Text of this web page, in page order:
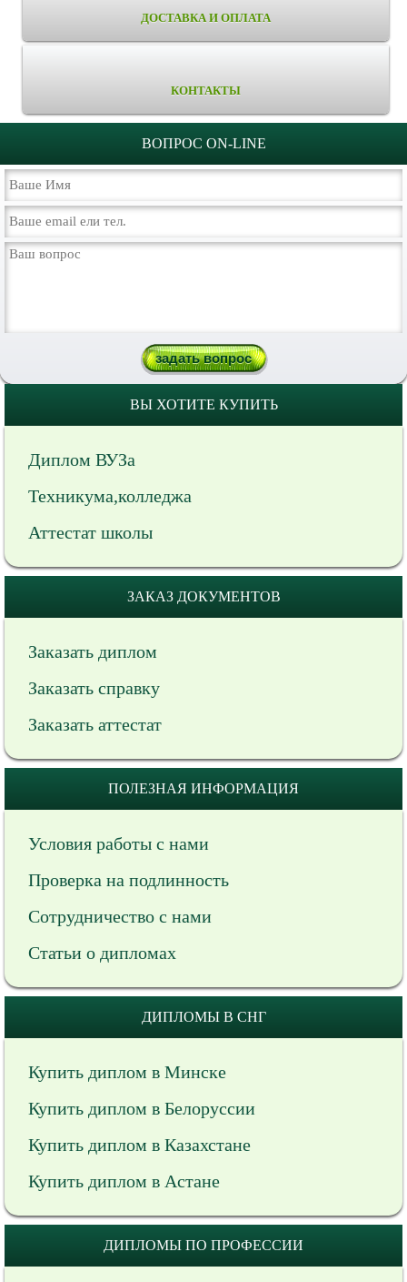
ДОСТАВКА И ОПЛАТА
КОНТАКТЫ
ВОПРОС ON-LINE
ВЫ ХОТИТЕ КУПИТЬ
Диплом ВУЗа
Техникума,колледжа
Аттестат школы
ЗАКАЗ ДОКУМЕНТОВ
Заказать диплом
Заказать справку
Заказать аттестат
ПОЛЕЗНАЯ ИНФОРМАЦИЯ
Условия работы с нами
Проверка на подлинность
Сотрудничество с нами
Статьи о дипломах
ДИПЛОМЫ В СНГ
Купить диплом в Минске
Купить диплом в Белоруссии
Купить диплом в Казахстане
Купить диплом в Астане
ДИПЛОМЫ ПО ПРОФЕССИИ